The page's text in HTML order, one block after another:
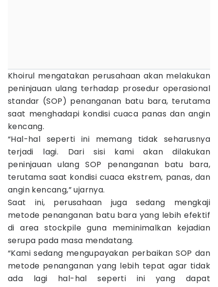
Khoirul mengatakan perusahaan akan melakukan
peninjauan ulang terhadap prosedur operasional
standar (SOP) penanganan batu bara, terutama
saat menghadapi kondisi cuaca panas dan angin
kencang.
“Hal-hal seperti ini memang tidak seharusnya
terjadi lagi. Dari sisi kami akan dilakukan
peninjauan ulang SOP penanganan batu bara,
terutama saat kondisi cuaca ekstrem, panas, dan
angin kencang,” ujarnya.
Saat ini, perusahaan juga sedang mengkaji
metode penanganan batu bara yang lebih efektif
di area stockpile guna meminimalkan kejadian
serupa pada masa mendatang.
“Kami sedang mengupayakan perbaikan SOP dan
metode penanganan yang lebih tepat agar tidak
ada lagi hal-hal seperti ini yang dapat